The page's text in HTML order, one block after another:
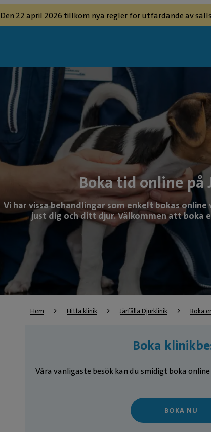
Den 22 april 2026 tillkom nya regler för utfärdande av
Boka tid online
Vi har vissa behandlingar som enkelt bokas
just dig och ditt djur. Välkommen att boka
Hem Hitta klinik Järfälla Djurklinik Boka
Boka
Våra vanligaste besök kan du smidigt boka
BOKA NU